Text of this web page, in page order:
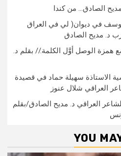
الصادق… من كندا
يوسف في ديوان( لي في العراق
د. مديح الصادق
همزة الوصل أوَّل الكلمة.// بقلم د.
الاستاذة سهيلة حماد في قصيدة
العراقي شلال عنوز
العراقي د. مديح الصادق/بقلم
YOU